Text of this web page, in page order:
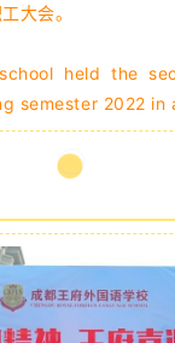
大会。
held the
semester 2022 in